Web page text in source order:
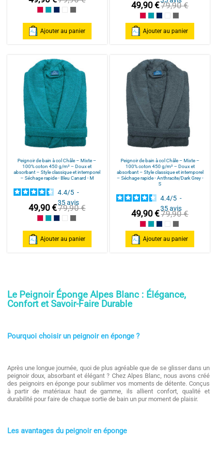
Framboise/Fuschia
Bleu Canard
Bleu Marine/Navy Blue
Blanc/White
Anthracite/Dark Grey
Ajouter au panier
49,90 €79,90 €
Framboise/Fuschia
Bleu Canard
Bleu Marine/Navy
Blanc/White
Anthracite/
Ajouter au panier
Peignoir de bain à col Châle – Mixte –
100% coton 450 g/m² – Doux et
absorbant – Style classique et intemporel
– Séchage rapide - Bleu Canard - M
4.4/5 -
35avis
49,90 €79,90 €
Framboise/Fuschia
Bleu Canard
Bleu Marine/Navy Blue
Blanc/White
Anthracite/Dark Grey
Ajouter au panier
Peignoir de bain à col Châle – Mixte –
100% coton 450 g/m² – Doux et
absorbant – Style classique et intemporel
– Séchage rapide - Anthracite/Dark Grey -
S
4.4/5 -
35avis
49,90 €79,90 €
Framboise/Fuschia
Bleu Canard
Bleu Marine/Navy
Blanc/White
Anthracite/
Ajouter au panier
Le Peignoir Éponge Alpes Blanc : Élégance,
Confort et Savoir-Faire Durable
Pourquoi choisir un peignoir en éponge ?
Après une longue journée, quoi de plus agréable que de se glisser dans un
peignoir doux, absorbant et élégant ? Chez Alpes Blanc, nous avons créé
des peignoirs en éponge pour sublimer vos moments de détente. Conçus
à partir de matériaux haut de gamme, ils allient confort, qualité et
durabilité pour faire de chaque sortie de bain un pur moment de plaisir.
Les avantages du peignoir en éponge